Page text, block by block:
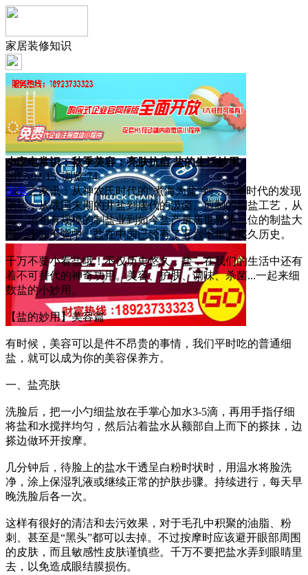
家居装修知识
小家电常识：秋季美容：亮肤抗痘 盐的生活妙用
2017-02-15 浏览:74
家电之家讯：从神农氏时代的“煮海为盐”到，五帝时代的发现
池盐；从战国末期的井盐到唐代的汲卤、煎制的制盐工艺，从
元、清初有规模的制盐业到如今盐产量居世界第二位的制盐大
国。不知不觉中，盐在中国已经有了五六千年的悠久历史。
千万不要小看盐哦！不仅历史悠久，盐，在我们的生活中还有
着不可替代的神奇功用。美容、护肤、调味、杀菌...一起来细
数盐的小妙用。
【盐的妙用】美容篇
有时候，美容可以是件不昂贵的事情，我们平时吃的普通细
盐，就可以成为你的美容保养方。
一、盐亮肤
洗脸后，把一小勺细盐放在手掌心加水3-5滴，再用手指仔细
将盐和水搅拌均匀，然后沾着盐水从额部自上而下的搽抹，边
搽边做环开按摩。
几分钟后，待脸上的盐水干透呈白粉时状时，用温水将脸洗
净，涂上保湿乳液或继续正常的护肤步骤。持续进行，每天早
晚洗脸后各一次。
这样有很好的清洁和去污效果，对于毛孔中积聚的油脂、粉
刺、甚至是“黑头”都可以去掉。不过按摩时应该避开眼部周围
的皮肤，而且敏感性皮肤谨慎些。千万不要把盐水弄到眼睛里
去，以免造成眼结膜损伤。